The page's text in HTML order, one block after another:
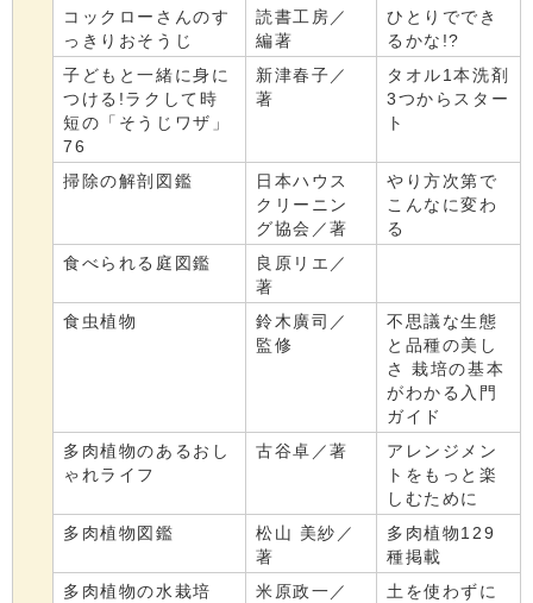
コックローさんのす
っきりおそうじ
読書工房／
編著
ひとりででき
るかな!?
子どもと一緒に身に
つける!ラクして時
短の「そうじワザ」
76
新津春子／
著
タオル1本洗剤
3つからスター
ト
掃除の解剖図鑑
日本ハウス
クリーニン
グ協会／著
やり方次第で
こんなに変わ
る
食べられる庭図鑑
良原リエ／
著
食虫植物
鈴木廣司／
監修
不思議な生態
と品種の美し
さ 栽培の基本
がわかる入門
ガイド
多肉植物のあるおし
ゃれライフ
古谷卓／著
アレンジメン
トをもっと楽
しむために
多肉植物図鑑
松山 美紗／
著
多肉植物129
種掲載
多肉植物の水栽培
米原政一／
土を使わずに